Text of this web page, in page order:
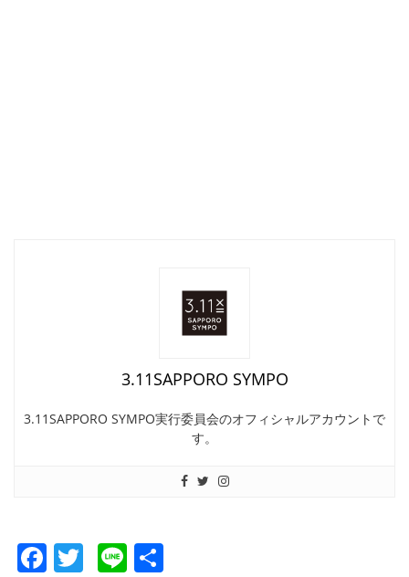
3.11SAPPORO SYMPO
3.11SAPPORO SYMPO実行委員会のオフィシャルアカウントで
す。
Facebook
Twitter
Line